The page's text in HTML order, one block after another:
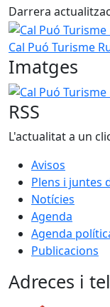
Darrera
Cal Puó Turisme
Cal Puó Turisme
Imatges
Cal Puó Turisme
RSS
L'actualitat a un
Avisos
Plens i juntes
Notícies
Agenda
Agenda
Publicacions
Adreces i